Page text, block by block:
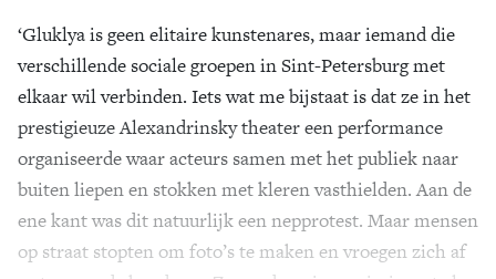
‘Gluklya is geen elitaire kunstenares, maar iemand die
verschillende sociale groepen in Sint-Petersburg met
elkaar wil verbinden. Iets wat me bijstaat is dat ze in het
prestigieuze Alexandrinsky theater een performance
organiseerde waar acteurs samen met het publiek naar
buiten liepen en stokken met kleren vasthielden. Aan de
ene kant was dit natuurlijk een nepprotest. Maar mensen
op straat stopten om foto’s te maken en vroegen zich af